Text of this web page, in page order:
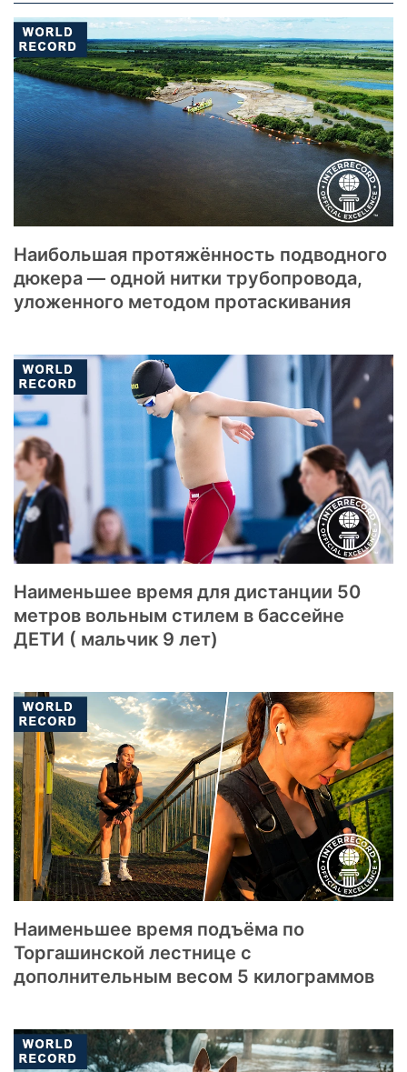
Наибольшая протяжённость подводного
дюкера — одной нитки трубопровода,
уложенного методом протаскивания
Наименьшее время для дистанции 50
метров вольным стилем в бассейне
ДЕТИ ( мальчик 9 лет)
Наименьшее время подъёма по
Торгашинской лестнице с
дополнительным весом 5 килограммов